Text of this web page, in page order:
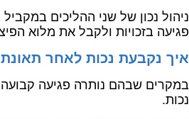
ניהול נכון של שני ההליכים
פגיעה בזכויות ולקבל את מלוא
איך נקבעת נכות לאחר
במקרים שבהם נותרה פגיעה קבועה
נכות.